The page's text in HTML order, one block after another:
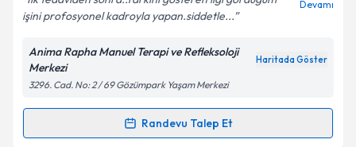
Kişisel verilerimin işlenmesine ilişkin
Aydınlatma
kapsamda işlenmesini kabul ediyorum.
Takvim Talebini Gönder
işini profosyonel kadroyla yapan.siddetle...
Devamı
Anima Rapha Manuel Terapi ve Refleksoloji
Merkezi
Haritada Göster
3296. Cad. No: 2 / 69 Gözümpark Yaşam Merkezi
Randevu Talep Et
Randevu Takvimi Talebi